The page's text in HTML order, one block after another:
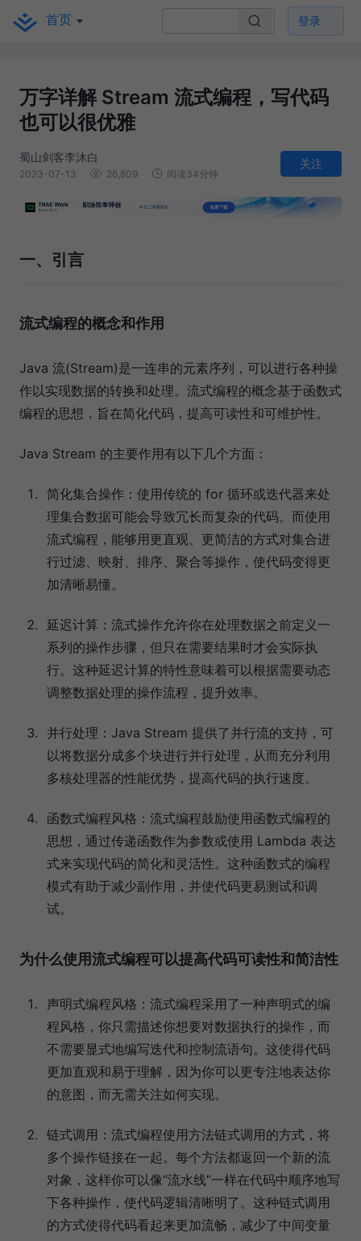
首页 登录
万字详解 Stream 流式编程，写代码
也可以很优雅
蜀山剑客李沐白
2023-07-13 26,809 阅读34分钟
关注
一、引言
流式编程的概念和作用
Java 流(Stream)是一连串的元素序列，可以进行各种操
作以实现数据的转换和处理。流式编程的概念基于函数式
编程的思想，旨在简化代码，提高可读性和可维护性。
Java Stream 的主要作用有以下几个方面：
简化集合操作：使用传统的 for 循环或迭代器来处
理集合数据可能会导致冗长而复杂的代码。而使用
流式编程，能够用更直观、更简洁的方式对集合进
行过滤、映射、排序、聚合等操作，使代码变得更
加清晰易懂。
延迟计算：流式操作允许你在处理数据之前定义一
系列的操作步骤，但只在需要结果时才会实际执
行。这种延迟计算的特性意味着可以根据需要动态
调整数据处理的操作流程，提升效率。
并行处理：Java Stream 提供了并行流的支持，可
以将数据分成多个块进行并行处理，从而充分利用
多核处理器的性能优势，提高代码的执行速度。
函数式编程风格：流式编程鼓励使用函数式编程的
思想，通过传递函数作为参数或使用 Lambda 表达
式来实现代码的简化和灵活性。这种函数式的编程
模式有助于减少副作用，并使代码更易测试和调
试。
为什么使用流式编程可以提高代码可读性和简洁性
声明式编程风格：流式编程采用了一种声明式的编
程风格，你只需描述你想要对数据执行的操作，而
不需要显式地编写迭代和控制流语句。这使得代码
更加直观和易于理解，因为你可以更专注地表达你
的意图，而无需关注如何实现。
链式调用：流式编程使用方法链式调用的方式，将
多个操作链接在一起。每个方法都返回一个新的流
对象，这样你可以像“流水线”一样在代码中顺序地写
下各种操作，使代码逻辑清晰明了。这种链式调用
的方式使得代码看起来更加流畅，减少了中间变量